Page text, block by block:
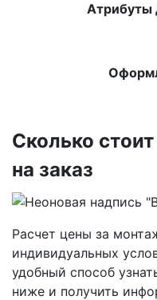
Атрибуты
Сколько
на заказ
Расчет цены за
индивидуальных
удобный способ
ниже и получить